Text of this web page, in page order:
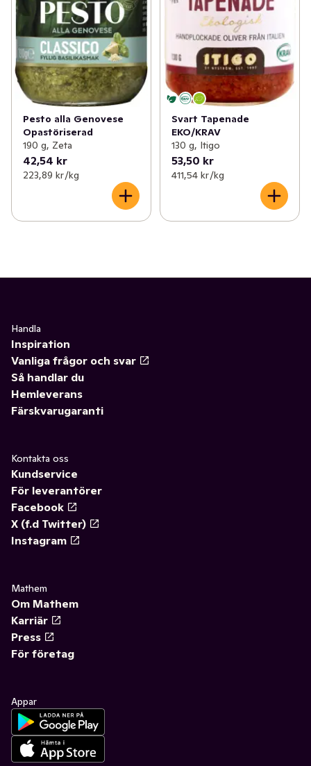
Pesto alla Genovese
Opastöriserad
190 g, Zeta
42,54 kr
223,89 kr /kg
Svart Tapenade
EKO/KRAV
130 g, Itigo
53,50 kr
411,54 kr /kg
Handla
Inspiration
Vanliga frågor och svar
Så handlar du
Hemleverans
Färskvarugaranti
Kontakta oss
Kundservice
För leverantörer
Facebook
X (f.d Twitter)
Instagram
Mathem
Om Mathem
Karriär
Press
För företag
Appar